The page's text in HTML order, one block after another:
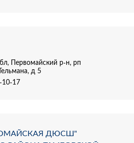
Первомайский р-н, рп
д 5
10-17
ДЮСШ"